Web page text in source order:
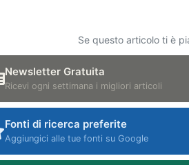
Se questo articolo ti è
Newsletter Gratuita
Ricevi ogni settimana i migliori articoli
Fonti di ricerca preferite
Aggiungici alle tue fonti su Google